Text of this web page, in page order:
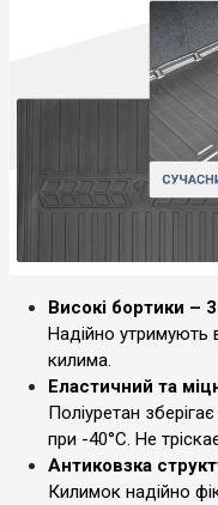
Високі бортики –
Надійно утримують
килима.
Еластичний та
Поліуретан
при -40°C. Не
Антиковзка
Килимок надійно